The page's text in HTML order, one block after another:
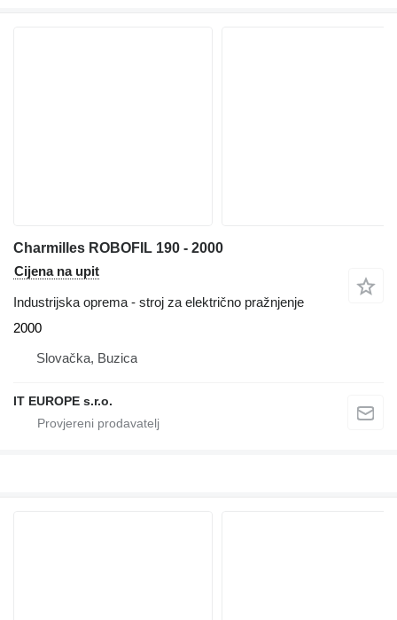
Charmilles ROBOFIL 190 - 2000
Cijena na upit
Industrijska oprema - stroj za električno pražnjenje
2000
Slovačka, Buzica
IT EUROPE s.r.o.